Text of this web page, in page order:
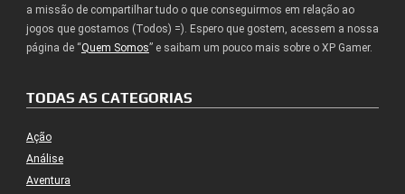
a missão de compartilhar tudo o que conseguirmos em relação ao
jogos que gostamos (Todos) =). Espero que gostem, acessem a nossa
página de “Quem Somos” e saibam um pouco mais sobre o XP Gamer.
TODAS AS CATEGORIAS
Ação
Análise
Aventura